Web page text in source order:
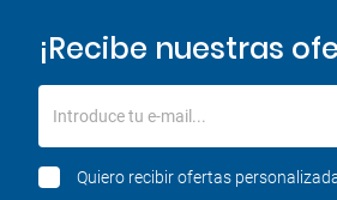
¡Recibe nuestras
Introduce tu e-mail...
Quiero recibir ofertas